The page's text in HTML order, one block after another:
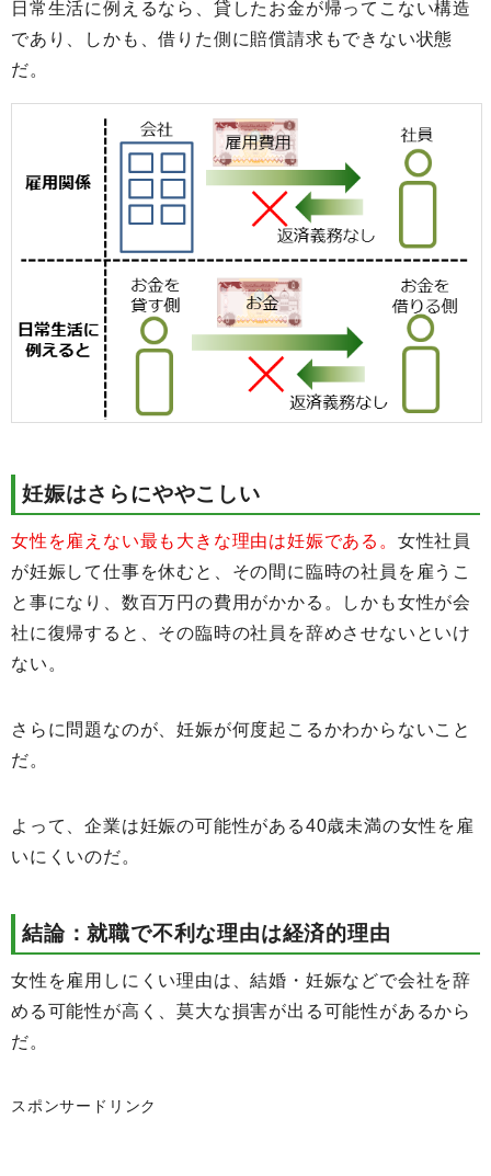
日常生活に例えるなら、貸したお金が帰ってこない構造
であり、しかも、借りた側に賠償請求もできない状態
だ。
妊娠はさらにややこしい
女性を雇えない最も大きな理由は妊娠である。 女性社員
が妊娠して仕事を休むと、その間に臨時の社員を雇うこ
と事になり、数百万円の費用がかかる。しかも女性が会
社に復帰すると、その臨時の社員を辞めさせないといけ
ない。
さらに問題なのが、妊娠が何度起こるかわからないこと
だ。
よって、企業は妊娠の可能性がある40歳未満の女性を雇
いにくいのだ。
結論：就職で不利な理由は経済的理由
女性を雇用しにくい理由は、結婚・妊娠などで会社を辞
める可能性が高く、莫大な損害が出る可能性があるから
だ。
スポンサードリンク